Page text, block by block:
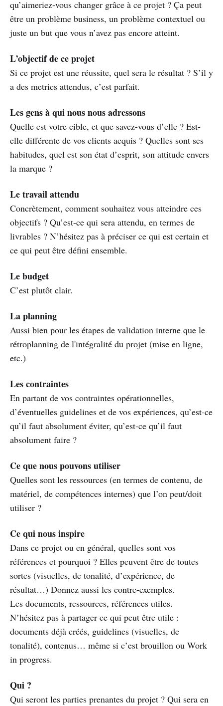
qu’aimeriez-vous changer grâce à ce projet ? Ça peut
être un problème business, un problème contextuel ou
juste un but que vous n’avez pas encore atteint.
L’objectif de ce projet
Si ce projet est une réussite, quel sera le résultat ? S’il y
a des metrics attendus, c’est parfait.
Les gens à qui nous nous adressons
Quelle est votre cible, et que savez-vous d’elle ? Est-
elle différente de vos clients acquis ? Quelles sont ses
habitudes, quel est son état d’esprit, son attitude envers
la marque ?
Le travail attendu
Concrètement, comment souhaitez vous atteindre ces
objectifs ? Qu’est-ce qui sera attendu, en termes de
livrables ? N’hésitez pas à préciser ce qui est certain et
ce qui peut être défini ensemble.
Le budget
C’est plutôt clair.
La planning
Aussi bien pour les étapes de validation interne que le
rétroplanning de l'intégralité du projet (mise en ligne,
etc.)
Les contraintes
En partant de vos contraintes opérationnelles,
d’éventuelles guidelines et de vos expériences, qu’est-ce
qu’il faut absolument éviter, qu’est-ce qu’il faut
absolument faire ?
Ce que nous pouvons utiliser
Quelles sont les ressources (en termes de contenu, de
matériel, de compétences internes) que l’on peut/doit
utiliser ?
Ce qui nous inspire
Dans ce projet ou en général, quelles sont vos
références et pourquoi ? Elles peuvent être de toutes
sortes (visuelles, de tonalité, d’expérience, de
résultat…) Donnez aussi les contre-exemples.
Les documents, ressources, références utiles.
N’hésitez pas à partager ce qui peut être utile :
documents déjà créés, guidelines (visuelles, de
tonalité), contenus… même si c’est brouillon ou Work
in progress.
Qui ?
Qui seront les parties prenantes du projet ? Qui sera en